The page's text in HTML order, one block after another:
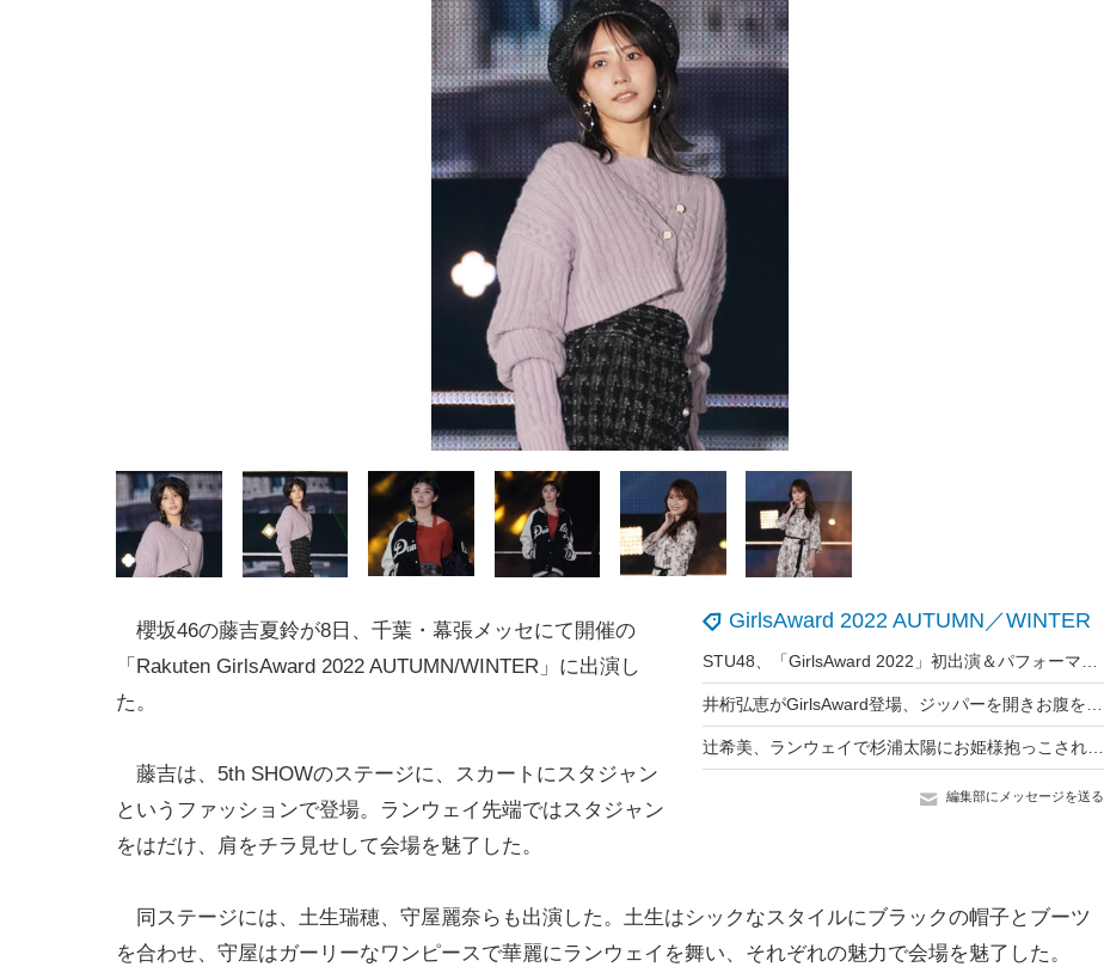
GirlsAward 2022 AUTUMN／WINTER
編集部にメッセージを送る
櫻坂46の藤吉夏鈴が8日、千葉・幕張メッセにて開催の
「Rakuten GirlsAward 2022 AUTUMN/WINTER」に出演し
た。
藤吉は、5th SHOWのステージに、スカートにスタジャン
というファッションで登場。ランウェイ先端ではスタジャン
をはだけ、肩をチラ見せして会場を魅了した。
同ステージには、土生瑞穂、守屋麗奈らも出演した。土生はシックなスタイルにブラックの帽子とブーツ
を合わせ、守屋はガーリーなワンピースで華麗にランウェイを舞い、それぞれの魅力で会場を魅了した。